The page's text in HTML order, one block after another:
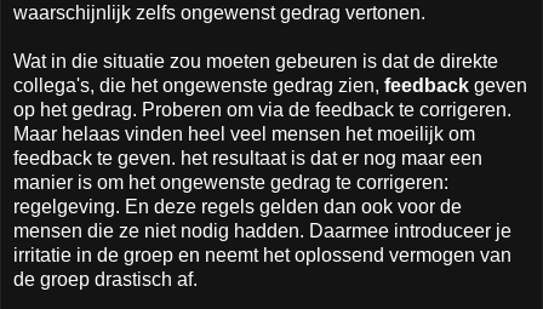
waarschijnlijk zelfs ongewenst gedrag vertonen.
Wat in die situatie zou moeten gebeuren is dat de direkte
collega's, die het ongewenste gedrag zien, feedback geven
op het gedrag. Proberen om via de feedback te corrigeren.
Maar helaas vinden heel veel mensen het moeilijk om
feedback te geven. het resultaat is dat er nog maar een
manier is om het ongewenste gedrag te corrigeren:
regelgeving. En deze regels gelden dan ook voor de
mensen die ze niet nodig hadden. Daarmee introduceer je
irritatie in de groep en neemt het oplossend vermogen van
de groep drastisch af.